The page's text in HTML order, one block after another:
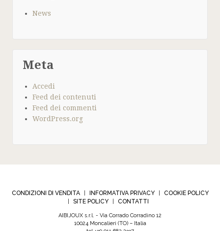
News
Meta
Accedi
Feed dei contenuti
Feed dei commenti
WordPress.org
CONDIZIONI DI VENDITA INFORMATIVA PRIVACY COOKIE POLICY
SITE POLICY CONTATTI
AIBIJOUX s.r.l. - Via Corrado Corradino 12
10024 Moncalieri (TO) – Italia